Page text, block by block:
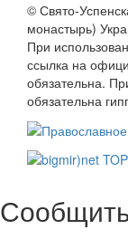
© Свято-
монастырь)
При
ссылка на
обязательна.
обязательна